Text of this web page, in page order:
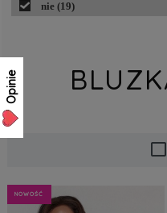
nie (19)
NOWOŚĆ
Opinie